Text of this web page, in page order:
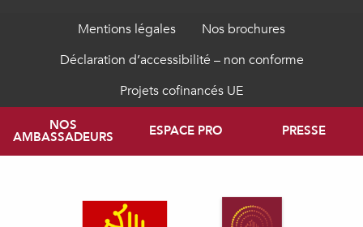
Mentions légales
Nos brochures
Déclaration d’accessibilité – non conforme
Projets cofinancés UE
NOS
AMBASSADEURS ESPACE PRO PRESSE